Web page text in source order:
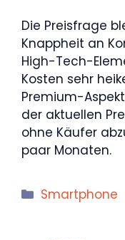
Die Preisfrage
Knappheit an
High-Tech-
Kosten sehr
Premium-
der aktuellen
ohne Käufer
paar Monaten.
Kategorien
Smartphone